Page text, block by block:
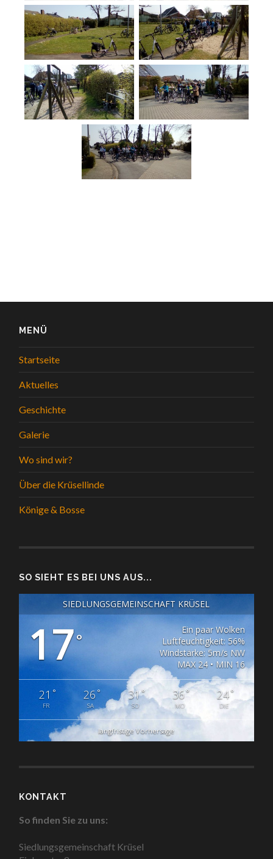
MENÜ
Startseite
Aktuelles
Geschichte
Galerie
Wo sind wir?
Über die Krüsellinde
Könige & Bosse
SO SIEHT ES BEI UNS AUS...
SIEDLUNGSGEMEINSCHAFT KRÜSEL
17°
Ein paar Wolken
Luftfeuchtigkeit: 56%
Windstärke: 5m/s NW
MAX 24 • MIN 16
21 °
FR
26°
SA
31°
SO
36°
MO
24°
DIE
langfristige Vorhersage
KONTAKT
So finden Sie zu uns:
Siedlungsgemeinschaft Krüsel